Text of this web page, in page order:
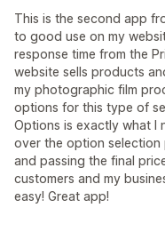
This is the second app
to good use on my
response time from the
website sells products
my photographic film
options for this type of
Options is exactly what I
over the option selection
and passing the final
customers and my
easy! Great app!